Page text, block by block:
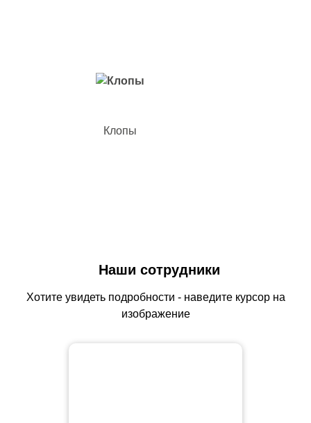
Клопы
Наши сотрудники
Хотите увидеть подробности - наведите курсор на
изображение